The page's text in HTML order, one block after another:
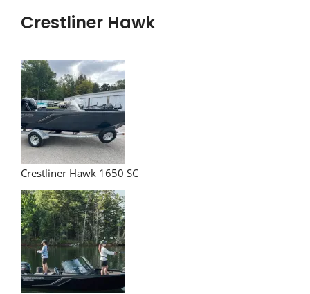
Crestliner Hawk
Crestliner Hawk 1650 SC